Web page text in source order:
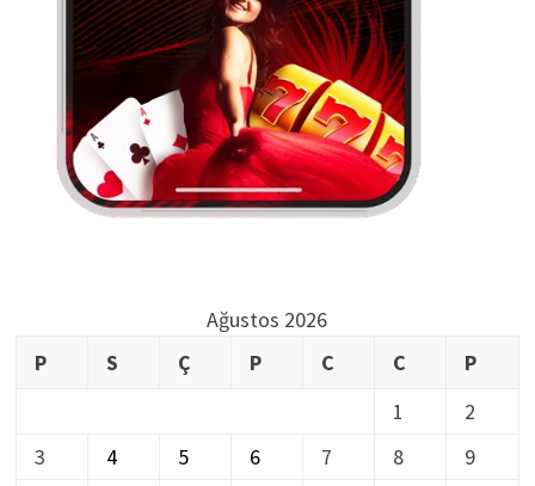
Ağustos 2026
P
S Ç P C C
P
1
2
3
4 5 6 7 8
9